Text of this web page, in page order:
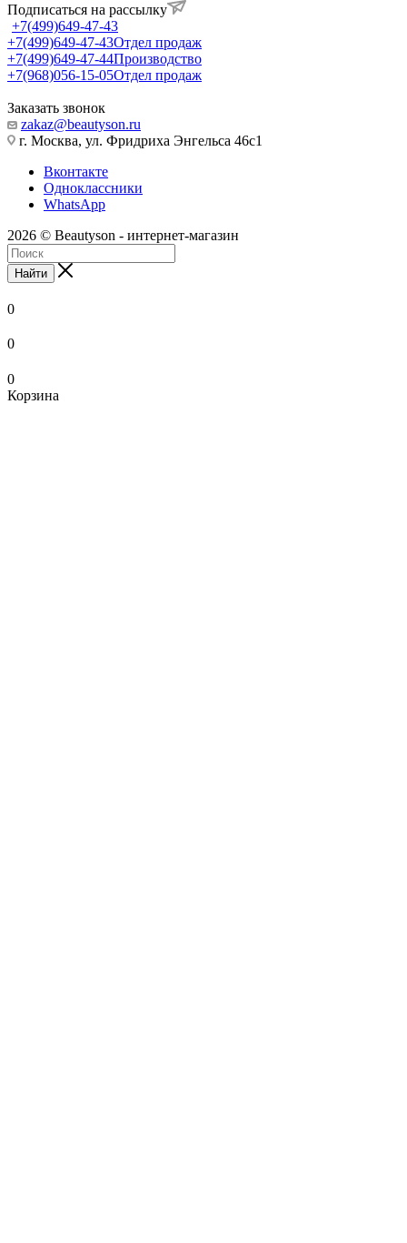
Подписаться на рассылку
+7(499)649-47-43
+7(499)649-47-43Отдел продаж
+7(499)649-47-44Производство
+7(968)056-15-05Отдел продаж
Заказать звонок
zakaz@beautyson.ru
г. Москва, ул. Фридриха Энгельса 46с1
Вконтакте
Одноклассники
WhatsApp
2026 © Beautyson - интернет-магазин
Найти
0
0
0
Корзина